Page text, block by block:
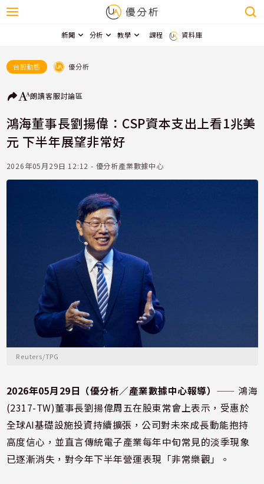
新聞 分析 教學 課程 資料庫
台股動態 優分析
朗讀客服討論區
鴻海董事長劉揚偉：CSP資本支出上看1兆美
元 下半年展望非常好
2026年05月29日 12:12 - 優分析產業數據中心
Reuters/TPG
2026年05月29日（優分析／產業數據中心報導） ⸺ 鴻海
(2317-TW)董事長劉揚偉周五在股東常會上表示，受惠於
全球AI基礎設施投資持續擴張，公司對未來成長動能抱持
高度信心，並直言傳統電子產業每年中旬常見的淡季現象
已逐漸消失，對今年下半年營運表現「非常樂觀」。